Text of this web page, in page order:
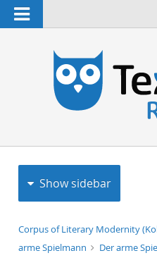
Navigation
Show sidebar
Corpus of Literary Modernity
arme Spielmann
Der arme